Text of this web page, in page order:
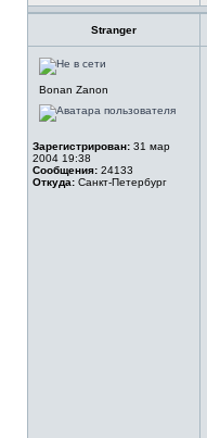
Stranger
Bonan Zanon
Зарегистрирован: 31 мар
2004 19:38
Сообщения: 24133
Откуда: Санкт-Петербург